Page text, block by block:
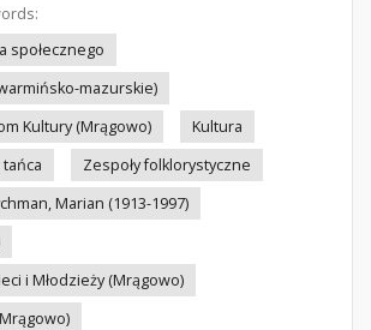
społecznego
mazurskie)
Kultury (Mrągowo)
Kultura
Zespoły folklorystyczne
Marian (1913-1997)
i Młodzieży (Mrągowo)